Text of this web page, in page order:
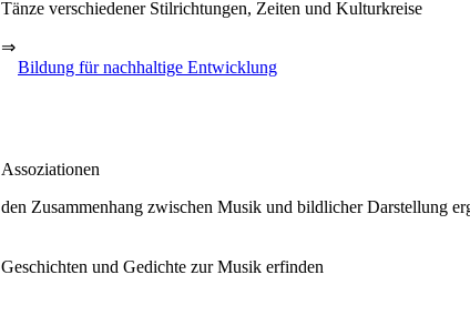
Tänze verschiedener Stilrichtungen, Zeiten und Kulturkreise
⇒
Bildung für nachhaltige Entwicklung
Assoziationen
den Zusammenhang zwischen Musik und bildlicher Darstellung
Geschichten und Gedichte zur Musik erfinden